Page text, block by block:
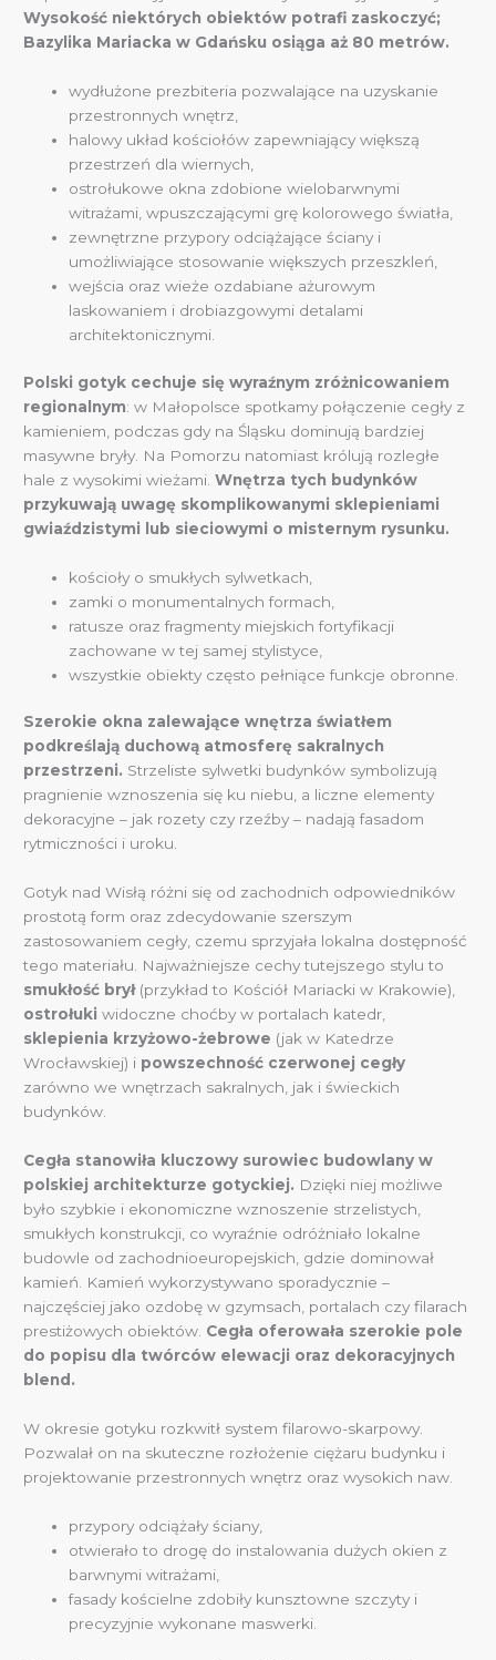
Wysokość niektórych obiektów potrafi zaskoczyć;
Bazylika Mariacka w Gdańsku osiąga aż 80 metrów.
wydłużone prezbiteria pozwalające na uzyskanie
przestronnych wnętrz,
halowy układ kościołów zapewniający większą
przestrzeń dla wiernych,
ostrołukowe okna zdobione wielobarwnymi
witrażami, wpuszczającymi grę kolorowego światła,
zewnętrzne przypory odciążające ściany i
umożliwiające stosowanie większych przeszkleń,
wejścia oraz wieże ozdabiane ażurowym
laskowaniem i drobiazgowymi detalami
architektonicznymi.
Polski gotyk cechuje się wyraźnym zróżnicowaniem
regionalnym: w Małopolsce spotkamy połączenie cegły z
kamieniem, podczas gdy na Śląsku dominują bardziej
masywne bryły. Na Pomorzu natomiast królują rozległe
hale z wysokimi wieżami.Wnętrza tych budynków
przykuwają uwagę skomplikowanymi sklepieniami
gwiaździstymi lub sieciowymi o misternym rysunku.
kościoły o smukłych sylwetkach,
zamki o monumentalnych formach,
ratusze oraz fragmenty miejskich fortyfikacji
zachowane w tej samej stylistyce,
wszystkie obiekty często pełniące funkcje obronne.
Szerokie okna zalewające wnętrza światłem
podkreślają duchową atmosferę sakralnych
przestrzeni. Strzeliste sylwetki budynków symbolizują
pragnienie wznoszenia się ku niebu, a liczne elementy
dekoracyjne – jak rozety czy rzeźby – nadają fasadom
rytmiczności i uroku.
Gotyk nad Wisłą różni się od zachodnich odpowiedników
prostotą form oraz zdecydowanie szerszym
zastosowaniem cegły, czemu sprzyjała lokalna dostępność
tego materiału. Najważniejsze cechy tutejszego stylu to
smukłość brył(przykład to Kościół Mariacki w Krakowie),
ostrołuki widoczne choćby w portalach katedr,
sklepienia krzyżowo-żebrowe (jak w Katedrze
Wrocławskiej) i powszechność czerwonej cegły
zarówno we wnętrzach sakralnych, jak i świeckich
budynków.
Cegła stanowiła kluczowy surowiec budowlany w
polskiej architekturze gotyckiej. Dzięki niej możliwe
było szybkie i ekonomiczne wznoszenie strzelistych,
smukłych konstrukcji, co wyraźnie odróżniało lokalne
budowle od zachodnioeuropejskich, gdzie dominował
kamień. Kamień wykorzystywano sporadycznie –
najczęściej jako ozdobę w gzymsach, portalach czy filarach
prestiżowych obiektów. Cegła oferowała szerokie pole
do popisu dla twórców elewacji oraz dekoracyjnych
blend.
W okresie gotyku rozkwitł system filarowo-skarpowy.
Pozwalał on na skuteczne rozłożenie ciężaru budynku i
projektowanie przestronnych wnętrz oraz wysokich naw.
przypory odciążały ściany,
otwierało to drogę do instalowania dużych okien z
barwnymi witrażami,
fasady kościelne zdobiły kunsztowne szczyty i
precyzyjnie wykonane maswerki.